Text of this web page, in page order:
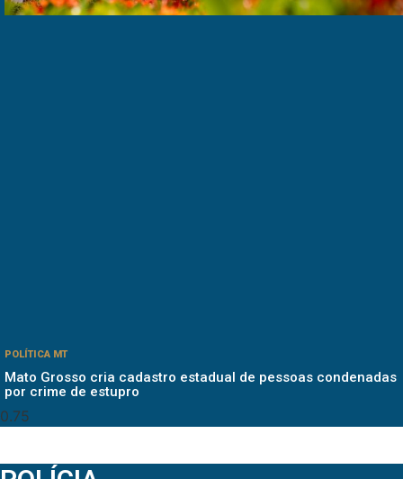
POLÍTICA MT
Mato Grosso cria cadastro estadual de pessoas condenadas
por crime de estupro